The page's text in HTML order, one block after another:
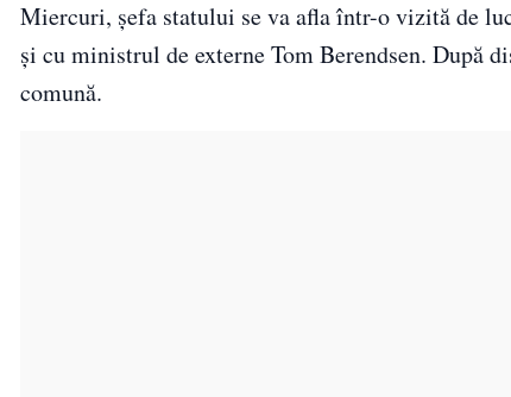
Miercuri, şefa statului se va afla într-o vizită de
şi cu ministrul de externe Tom Berendsen. După
comună.